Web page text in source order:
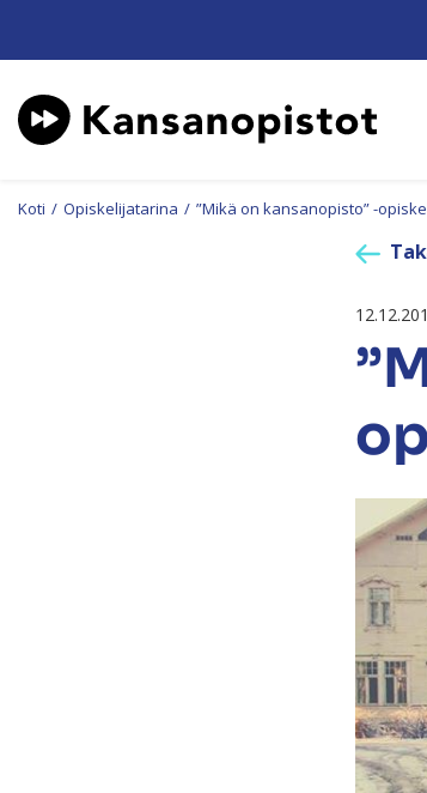
Koti / Opiskelijatarina / ”Mikä on kansanopisto” -